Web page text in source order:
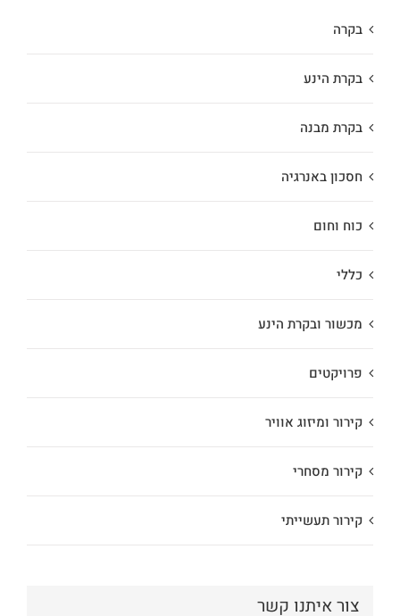
בקרה
בקרת הינע
בקרת מבנה
חסכון באנרגיה
כוח וחום
כללי
מכשור ובקרת הינע
פרויקטים
קירור ומיזוג אוויר
קירור מסחרי
קירור תעשייתי
צור איתנו קשר